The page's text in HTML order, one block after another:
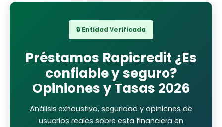
🔒 Entidad Verificada
Préstamos Rapicredit ¿Es
confiable y seguro?
Opiniones y Tasas 2026
Análisis exhaustivo, seguridad y opiniones de
usuarios reales sobre esta financiera en